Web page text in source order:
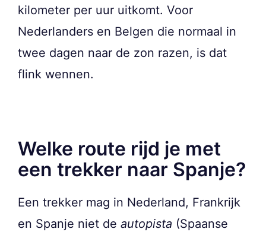
kilometer per uur uitkomt. Voor
Nederlanders en Belgen die normaal in
twee dagen naar de zon razen, is dat
flink wennen.
Welke route rijd je met
een trekker naar Spanje?
Een trekker mag in Nederland, Frankrijk
en Spanje niet de autopista (Spaanse